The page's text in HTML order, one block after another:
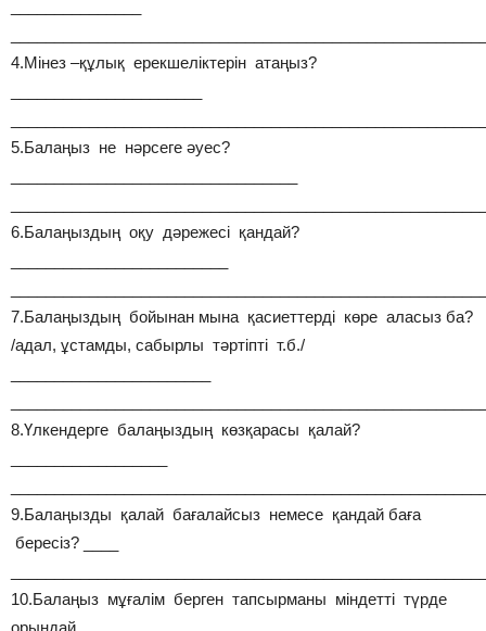
4.Мінез –құлық ерекшеліктерін атаңыз?
5.Балаңыз не нәрсеге әуес?
6.Балаңыздың оқу дәрежесі қандай?
7.Балаңыздың бойынан мына қасиеттерді көре аласыз ба?
/адал, ұстамды, сабырлы тәртіпті т.б./
8.Үлкендерге балаңыздың көзқарасы қалай?
9.Балаңызды қалай бағалайсыз немесе қандай баға
бересіз? ____
10.Балаңыз мұғалім берген тапсырманы міндетті түрде